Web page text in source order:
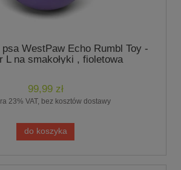
WestPaw Echo Rumbl Toy -
L na smakołyki , fioletowa
99,99 zł
23% VAT, bez kosztów dostawy
do koszyka